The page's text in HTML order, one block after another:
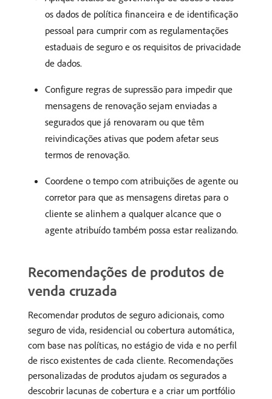
os dados de política financeira e de identificação
pessoal para cumprir com as regulamentações
estaduais de seguro e os requisitos de privacidade
de dados.
Configure regras de supressão para impedir que
mensagens de renovação sejam enviadas a
segurados que já renovaram ou que têm
reivindicações ativas que podem afetar seus
termos de renovação.
Coordene o tempo com atribuições de agente ou
corretor para que as mensagens diretas para o
cliente se alinhem a qualquer alcance que o
agente atribuído também possa estar realizando.
Recomendações de produtos de
venda cruzada
Recomendar produtos de seguro adicionais, como
seguro de vida, residencial ou cobertura automática,
com base nas políticas, no estágio de vida e no perfil
de risco existentes de cada cliente. Recomendações
personalizadas de produtos ajudam os segurados a
descobrir lacunas de cobertura e a criar um portfólio